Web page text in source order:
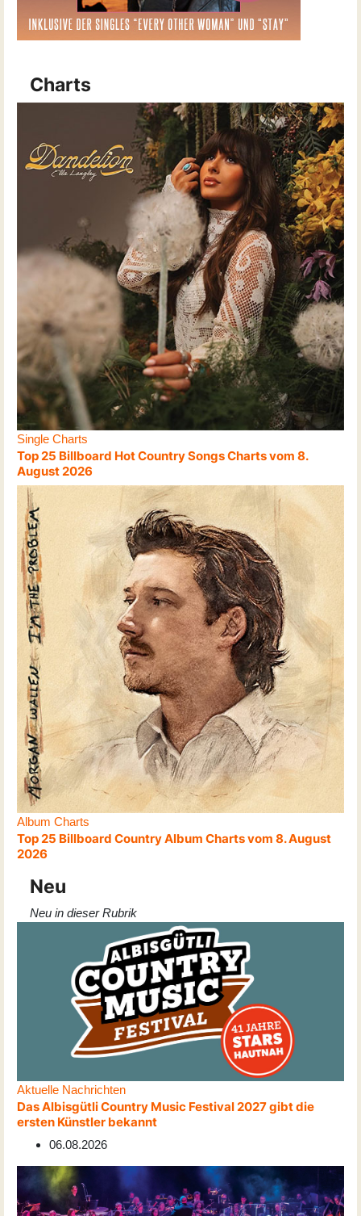
Charts
Single Charts
Top 25 Billboard Hot Country Songs Charts vom 8.
August 2026
Album Charts
Top 25 Billboard Country Album Charts vom 8. August
2026
Neu
Neu in dieser Rubrik
Aktuelle Nachrichten
Das Albisgütli Country Music Festival 2027 gibt die
ersten Künstler bekannt
06.08.2026